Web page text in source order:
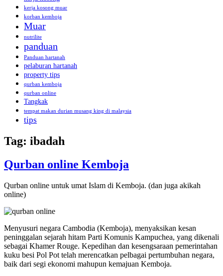
kerja kosong muar
korban kemboja
Muar
nutrilite
panduan
Panduan hartanah
pelaburan hartanah
property tips
qurban kemboja
qurban online
Tangkak
tempat makan durian musang king di malaysia
tips
Tag: ibadah
Qurban online Kemboja
Qurban online untuk umat Islam di Kemboja. (dan juga akikah
online)
Menyusuri negara Cambodia (Kemboja), menyaksikan kesan
peninggalan sejarah hitam Parti Komunis Kampuchea, yang dikenali
sebagai Khamer Rouge. Kepedihan dan kesengsaraan pemerintahan
kuku besi Pol Pot telah merencatkan pelbagai pertumbuhan negara,
baik dari segi ekonomi mahupun kemajuan Kemboja.